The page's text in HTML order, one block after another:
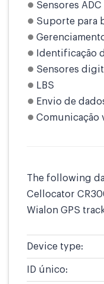
Sensores ADC
Suporte para
Identificação
Sensores
LBS
Envio de
Comunicação
The following
Cellocator
Wialon GPS
Device type:
ID único: